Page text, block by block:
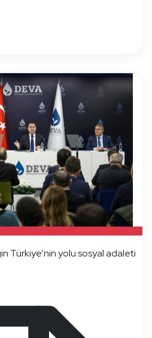
Türkiye’nin yolu sosyal adaleti